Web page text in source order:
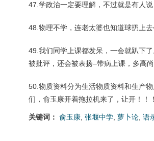
47.学政治一定要理解，不过就是有人
48.物理不学，连老太婆也知道球扔上
49.我们同学上课都发呆，一会就趴下
被批评，还会被表扬–带病上课，多高
50.物质资料分为生活物质资料和生产
们，俞玉康开着拖拉机来了，让开！！
关键词： 俞玉康 张堰中学 萝卜论 语